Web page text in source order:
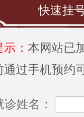
快速挂
： 本网站已
通过手机预约
诊姓名：